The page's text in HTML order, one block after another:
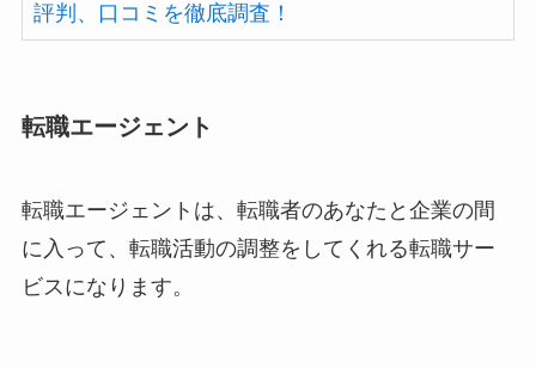
評判、口コミを徹底調査！
転職エージェント
転職エージェントは、転職者のあなたと企業の間
に入って、転職活動の調整をしてくれる転職サー
ビスになります。